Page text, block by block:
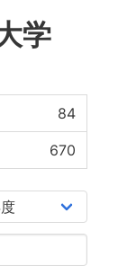
学
84
670